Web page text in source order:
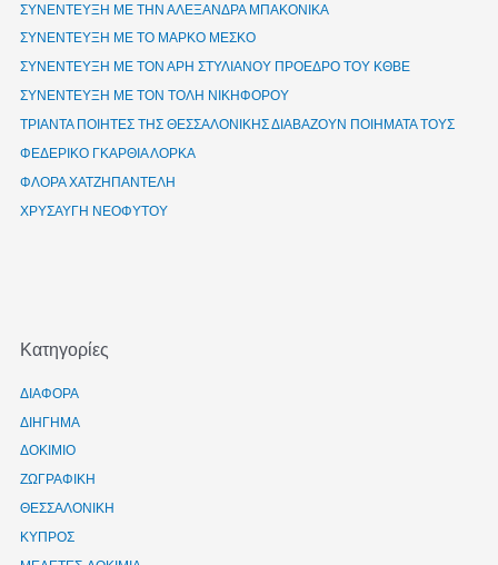
ΣΥΝΕΝΤΕΥΞΗ ΜΕ ΤΗΝ ΑΛΕΞΑΝΔΡΑ ΜΠΑΚΟΝΙΚΑ
ΣΥΝΕΝΤΕΥΞΗ ΜΕ ΤΟ ΜΑΡΚΟ ΜΕΣΚΟ
ΣΥΝΕΝΤΕΥΞΗ ΜΕ ΤΟΝ ΑΡΗ ΣΤΥΛΙΑΝΟΥ ΠΡΟΕΔΡΟ ΤΟΥ ΚΘΒΕ
ΣΥΝΕΝΤΕΥΞΗ ΜΕ ΤΟΝ ΤΟΛΗ ΝΙΚΗΦΟΡΟΥ
ΤΡΙΑΝΤΑ ΠΟΙΗΤΕΣ ΤΗΣ ΘΕΣΣΑΛΟΝΙΚΗΣ ΔΙΑΒΑΖΟΥΝ ΠΟΙΗΜΑΤΑ ΤΟΥΣ
ΦΕΔΕΡΙΚΟ ΓΚΑΡΘΙΑ ΛΟΡΚΑ
ΦΛΟΡΑ ΧΑΤΖΗΠΑΝΤΕΛΗ
ΧΡΥΣΑΥΓΗ ΝΕΟΦΥΤΟΥ
Kατηγορίες
ΔΙΑΦΟΡΑ
ΔΙΗΓΗΜΑ
ΔΟΚΙΜΙΟ
ΖΩΓΡΑΦΙΚΗ
ΘΕΣΣΑΛΟΝΙΚΗ
ΚΥΠΡΟΣ